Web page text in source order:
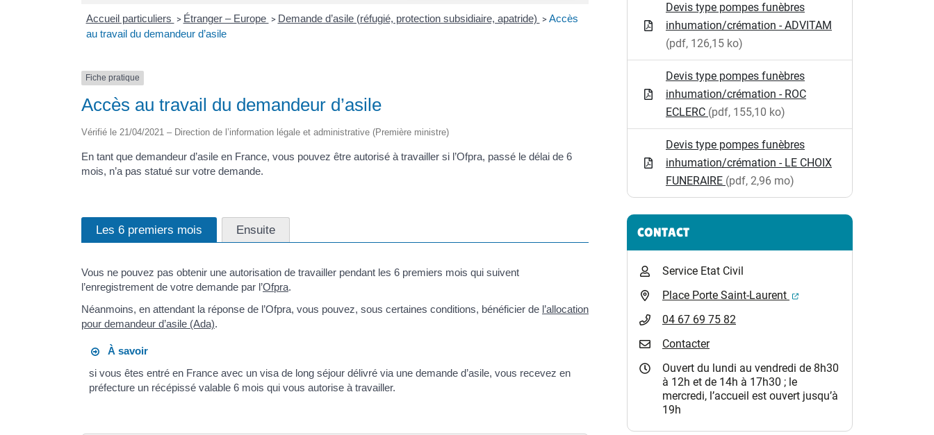
Accueil particuliers > Étranger – Europe > Demande d’asile (réfugié, protection subsidiaire, apatride) > Accès
au travail du demandeur d’asile
Fiche pratique
Accès au travail du demandeur d’asile
Vérifié le 21/04/2021 – Direction de l’information légale et administrative (Première ministre)
En tant que demandeur d’asile en France, vous pouvez être autorisé à travailler si l’Ofpra, passé le délai de 6
mois, n’a pas statué sur votre demande.
Les 6 premiers mois Ensuite
Vous ne pouvez pas obtenir une autorisation de travailler pendant les 6 premiers mois qui suivent
l’enregistrement de votre demande par l’Ofpra.
Néanmoins, en attendant la réponse de l’Ofpra, vous pouvez, sous certaines conditions, bénéficier de l’allocation
pour demandeur d’asile (Ada).
À savoir
si vous êtes entré en France avec un visa de long séjour délivré via une demande d’asile, vous recevez en
préfecture un récépissé valable 6 mois qui vous autorise à travailler.
Devis type pompes funèbres
inhumation/crémation - ADVITAM
(pdf, 126,15 ko)
Devis type pompes funèbres
inhumation/crémation - ROC
ECLERC (pdf, 155,10 ko)
Devis type pompes funèbres
inhumation/crémation - LE CHOIX
FUNERAIRE (pdf, 2,96 mo)
CONTACT
Service Etat Civil
Place Porte Saint-Laurent
(ouverture dans un nouvel
04 67 69 75 82
Contacter
Ouvert du lundi au vendredi de 8h30
à 12h et de 14h à 17h30 ; le
mercredi, l’accueil est ouvert jusqu’à
19h